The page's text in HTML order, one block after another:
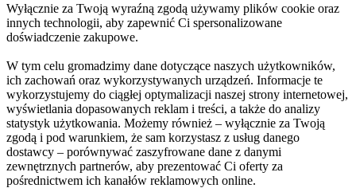
Wyłącznie za Twoją wyraźną zgodą używamy plików cookie oraz
innych technologii, aby zapewnić Ci spersonalizowane
doświadczenie zakupowe.
W tym celu gromadzimy dane dotyczące naszych użytkowników,
ich zachowań oraz wykorzystywanych urządzeń. Informacje te
wykorzystujemy do ciągłej optymalizacji naszej strony internetowej,
wyświetlania dopasowanych reklam i treści, a także do analizy
statystyk użytkowania. Możemy również – wyłącznie za Twoją
zgodą i pod warunkiem, że sam korzystasz z usług danego
dostawcy – porównywać zaszyfrowane dane z danymi
zewnętrznych partnerów, aby prezentować Ci oferty za
pośrednictwem ich kanałów reklamowych online.